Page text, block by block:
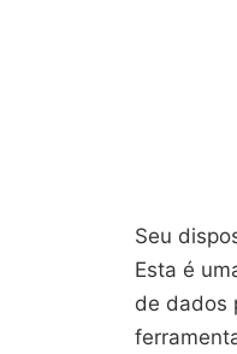
Seu
Esta é
de dados